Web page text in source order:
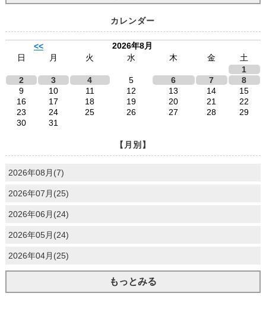
カレンダー
<<
2026年8月
日
月 火 水 木 金
土
1
2
3 4 5 6 7
8
9
10 11 12 13 14
15
16
17 18 19 20 21
22
23
24 25 26 27 28
29
30
31
【月別】
2026年08月(7)
2026年07月(25)
2026年06月(24)
2026年05月(24)
2026年04月(25)
もっとみる